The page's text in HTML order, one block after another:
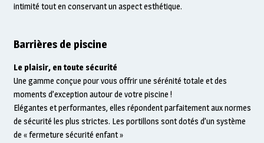
intimité tout en conservant un aspect esthétique.
Barrières de piscine
Le plaisir, en toute sécurité
Une gamme conçue pour vous offrir une sérénité totale et des
moments d’exception autour de votre piscine !
Elégantes et performantes, elles répondent parfaitement aux normes
de sécurité les plus strictes. Les portillons sont dotés d’un système
de « fermeture sécurité enfant »